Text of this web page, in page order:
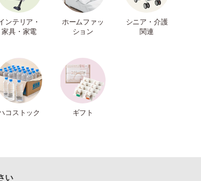
ンテリア・
家具・家電
ホームファッ
ション
シニア・介護
関連
コストック ギフト
い